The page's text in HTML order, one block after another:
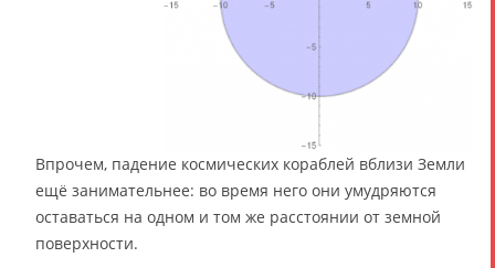
Впрочем, падение космических кораблей вблизи Земли
ещё занимательнее: во время него они умудряются
оставаться на одном и том же расстоянии от земной
поверхности.